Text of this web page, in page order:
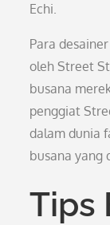
Echi.
Para
oleh Street
busana
penggiat
dalam dunia
busana yang
Tips